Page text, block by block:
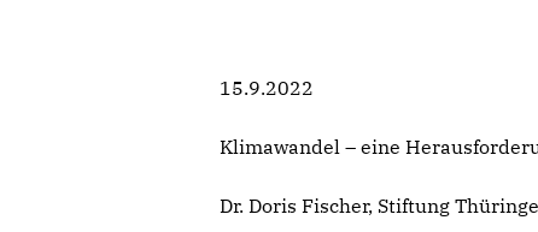
15.9.2022
Klimawandel – eine
Dr. Doris Fischer, Stiftung